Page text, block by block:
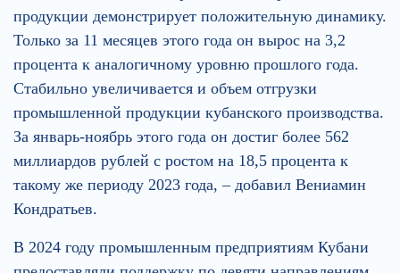
продукции демонстрирует положительную динамику.
Только за 11 месяцев этого года он вырос на 3,2
процента к аналогичному уровню прошлого года.
Стабильно увеличивается и объем отгрузки
промышленной продукции кубанского производства.
За январь-ноябрь этого года он достиг более 562
миллиардов рублей с ростом на 18,5 процента к
такому же периоду 2023 года, – добавил Вениамин
Кондратьев.
В 2024 году промышленным предприятиям Кубани